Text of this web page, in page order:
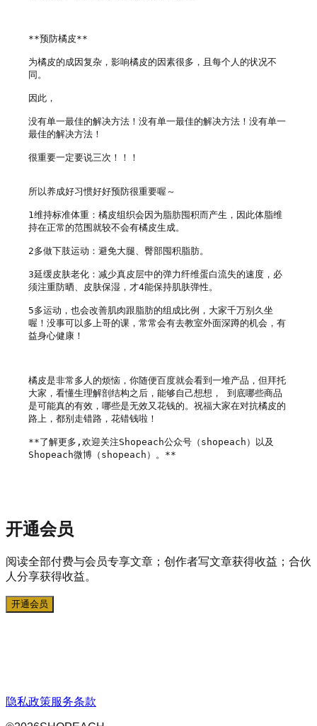
**预防橘皮**
为橘皮的成因复杂，影响橘皮的因素很多，且每个人的状况不
同。
因此，
没有单一最佳的解决方法！没有单一最佳的解决方法！没有单一
最佳的解决方法！
很重要一定要说三次！！！
所以养成好习惯好好预防很重要喔～
1维持标准体重：橘皮组织会因为脂肪囤积而产生，因此体脂维
持在正常的范围就较不会有橘皮生成。
2多做下肢运动：避免大腿、臀部囤积脂肪。
3延缓皮肤老化：减少真皮层中的弹力纤维蛋白流失的速度，必
须注重防晒、皮肤保湿，才4能保持肌肤弹性。
5多运动，也会改善肌肉跟脂肪的组成比例，大家千万别久坐
喔！没事可以多上哥的课，常常会有去教室外面深蹲的机会，有
益身心健康！
橘皮是非常多人的烦恼，你随便百度就会看到一堆产品，但拜托
大家，看懂生理解剖结构之后，能够自己想想， 到底哪些商品
是可能真的有效，哪些是无效又花钱的。祝福大家在对抗橘皮的
路上，都别走错路，花错钱啦！
**了解更多,欢迎关注Shopeach公众号（shopeach）以及
Shopeach微博（shopeach）。**
开通会员
阅读全部付费与会员专享文章；创作者写文章获得收益；合伙
人分享获得收益。
开通会员
隐私政策服务条款